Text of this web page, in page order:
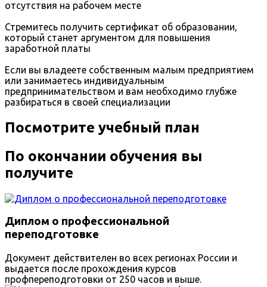
отсутствия на рабочем месте
Стремитесь получить сертификат об образовании,
который станет аргументом для повышения
заработной платы
Если вы владеете собственным малым предприятием
или занимаетесь индивидуальным
предпринимательством и вам необходимо глубже
разбираться в своей специализации
Посмотрите учебный план
По окончании обучения вы
получите
Диплом о профессиональной
переподготовке
Документ действителен во всех регионах России и
выдается после прохождения курсов
профпереподготовки от 250 часов и выше.